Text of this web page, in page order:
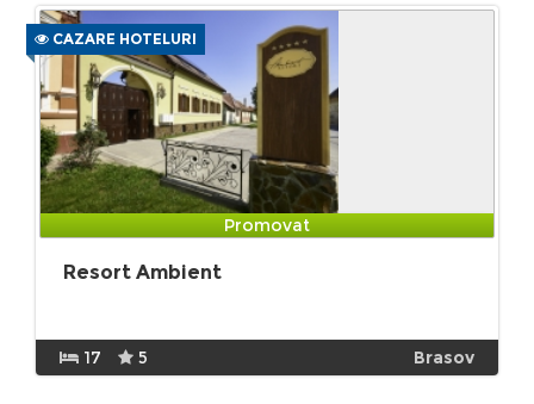
CAZARE HOTELURI
Promovat
Resort Ambient
17 5 Brasov